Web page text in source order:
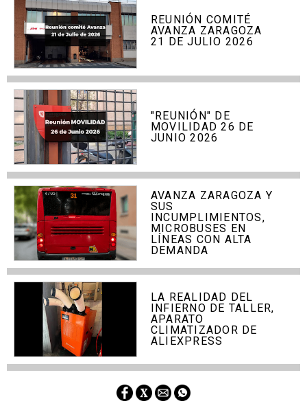
REUNIÓN COMITÉ
AVANZA ZARAGOZA
21 DE JULIO 2026
"REUNIÓN" DE
MOVILIDAD 26 DE
JUNIO 2026
AVANZA ZARAGOZA Y
SUS
INCUMPLIMIENTOS,
MICROBUSES EN
LÍNEAS CON ALTA
DEMANDA
LA REALIDAD DEL
INFIERNO DE TALLER,
APARATO
CLIMATIZADOR DE
ALIEXPRESS